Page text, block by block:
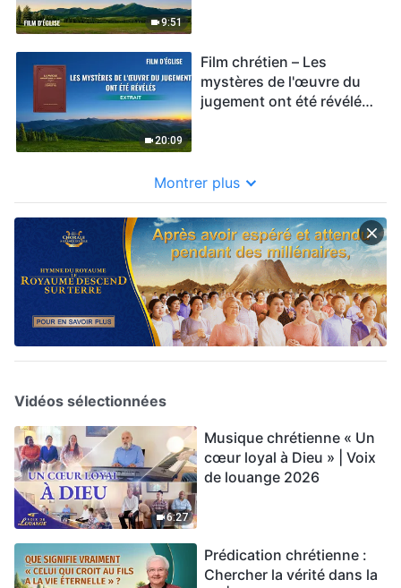
9:51
20:09
Film chrétien – Les
mystères de l'œuvre du
jugement ont été révélés
Montrer plus
Vidéos sélectionnées
6:27
Musique chrétienne « Un
cœur loyal à Dieu » | Voix
de louange 2026
Prédication chrétienne :
Chercher la vérité dans la